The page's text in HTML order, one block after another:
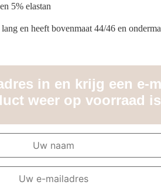
5% elastan
en heeft bovenmaat 44/46 en
in en krijg een e-
weer op voorraad is